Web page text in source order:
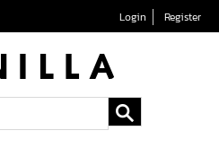
Login Register